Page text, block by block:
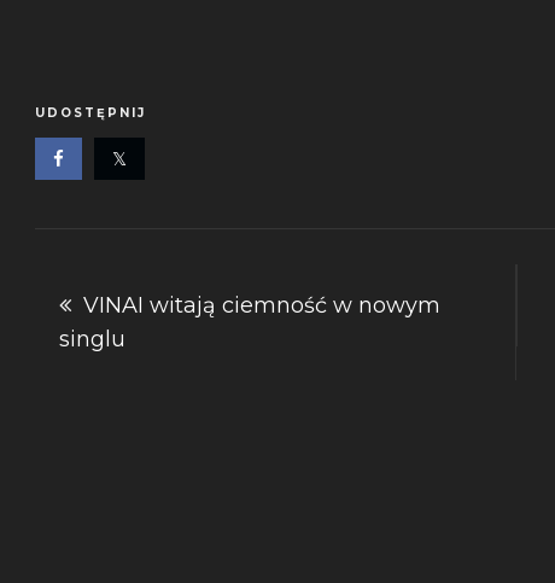
UDOSTĘPNIJ
Nawigacja
wpisu
VINAI witają ciemność w nowym
singlu